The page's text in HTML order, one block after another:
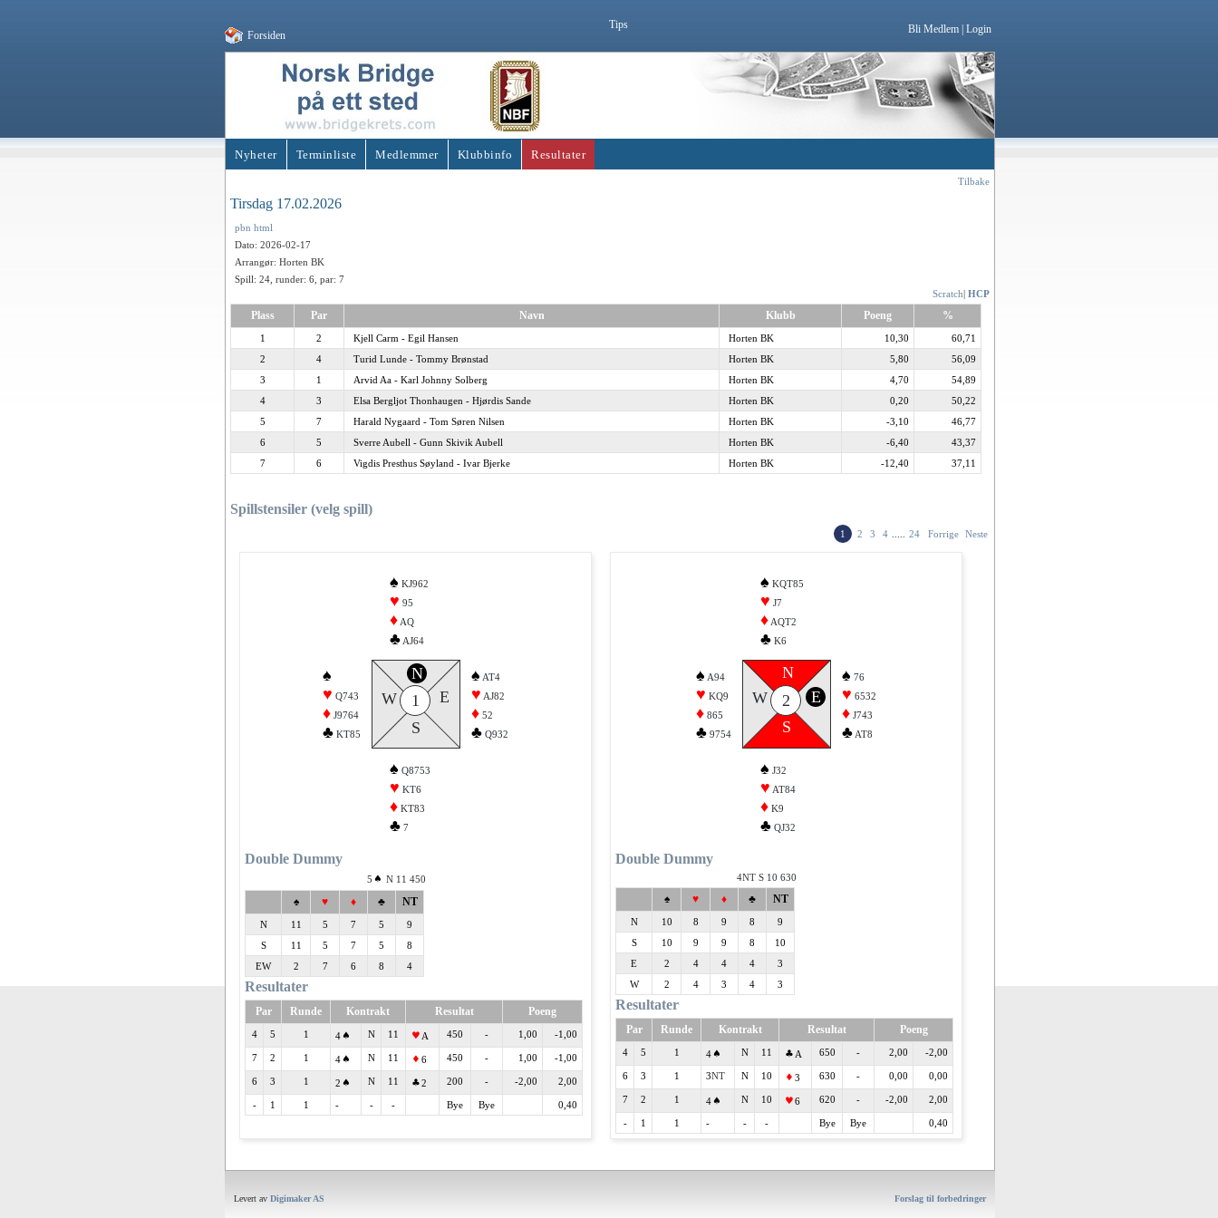
Forsiden
Tips Bli Medlem Login
Nyheter Terminliste Medlemmer Klubbinfo Resultater
Tilbake
Tirsdag 17.02.2026
pbn html
Dato: 2026-02-17
Arrangør: Horten BK
Spill: 24, runder: 6, par: 7
Scratch| HCP
Plass Par Navn Klubb Poeng %
1 2 Kjell Carm - Egil Hansen Horten BK 10,30
60,71
2
4 Turid Lunde - Tommy Brønstad Horten BK 5,80
56,09
3
1 Arvid Aa - Karl Johnny Solberg Horten BK 4,70
54,89
4
3 Elsa Bergljot Thonhaugen - Hjørdis Sande Horten BK 0,20
50,22
5
7 Harald Nygaard - Tom Søren Nilsen Horten BK -3,10
46,77
6
5 Sverre Aubell - Gunn Skivik Aubell Horten BK -6,40
43,37
7
6 Vigdis Presthus Søyland - Ivar Bjerke Horten BK -12,40 37,11
Spillstensiler (velg spill)
1 2 3 4 24 Forrige Neste
♠ KJ962
♥ 95
♦ AQ
♣ AJ64
♠
♥ Q743
♦ J9764
♣ KT85
N
S
W E
1
♠ AT4
♥ AJ82
♦ 52
♣ Q932
♠ Q8753
♥ KT6
♦ KT83
♣ 7
Double Dummy
5 N 11 450
♠ ♥ ♦ ♣ NT
N 11 5 7 5
9
S
11 5 7 5
8
EW
2 7 6 8 4
Resultater
Par Runde Kontrakt Resultat Poeng
4 5 1 4 N 11 A 450 - 1,00 -1,00
7 2 1 4 N 11 6 450 - 1,00 -1,00
6 3 1 2 N 11 2 200 - -2,00 2,00
- 1 1 - - - Bye Bye 0,40
♠ KQT85
♥ J7
♦ AQT2
♣ K6
♠ A94
♥ KQ9
♦ 865
♣ 9754
N
S
W E
2
♠ 76
♥ 6532
♦ J743
♣ AT8
♠ J32
♥ AT84
♦ K9
♣ QJ32
Double Dummy
4 S 10 630
♠ ♥ ♦ ♣ NT
N 10 8 9 8
9
S
10 9 9 8
10
E
2 4 4 4
3
W
2 4 3 4 3
Resultater
Par Runde Kontrakt Resultat Poeng
4 5 1 4 N 11 A 650 - 2,00 -2,00
6 3 1 3 N 10 3 630 - 0,00 0,00
7 2 1 4 N 10 6 620 - -2,00 2,00
- 1 1 - - - Bye Bye 0,40
Levert av Digimaker AS Forslag til forbedringer